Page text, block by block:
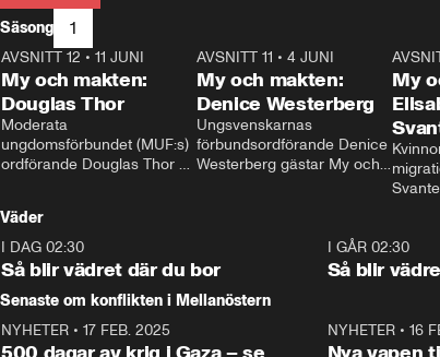
Säsong 1
26:27
AVSNITT 12 • 11 JUNI
My och makten:
Douglas Thor
Moderata
ungdomsförbundet (MUF:s)
ordförande Douglas Thor
tonårsutvisningarna och hur
Moderaterna ska locka
väljare till valet i höst.
23:40
AVSNITT 11 •4 JUNI
My och makten:
Denice Westerberg
Ungsvenskarnas
förbundsordförande Denice
Westerberg gästar My och
My
Väder
I DAG 02:30
Så blir vädret där du bor
I GÅR 02:30
Så blir
Senaste om konflikten i Mellanöstern
NYHETER • 17 FEB. 2025
500 dagar av krig i Gaza – se
NYHETER• 16
Nya vapen